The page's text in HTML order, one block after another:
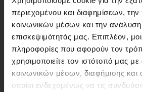
περιεχομένου και διαφημίσεων,
κοινωνικών μέσων και την ανάλυση
επισκεψιμότητάς μας. Επιπλέον,
πληροφορίες που αφορούν τον
χρησιμοποιείτε τον ιστότοπό μας
κοινωνικών μέσων, διαφήμισης και
οποίοι ενδεχομένως να τις
Περιοχή Ιατρών
Λεωφ. Κηφισίας 37-
Επικοινωνία